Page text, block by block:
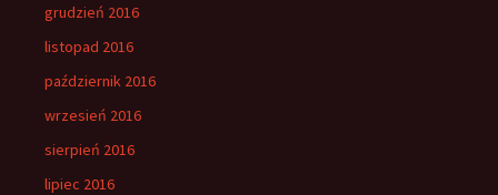
grudzień 2016
listopad 2016
październik 2016
wrzesień 2016
sierpień 2016
lipiec 2016